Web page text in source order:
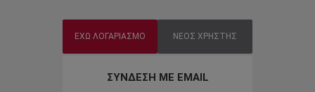
ΕΧΩ ΛΟΓΑΡΙΑΣΜΟ ΝΕΟΣ ΧΡΗΣΤΗΣ
ΣΥΝΔΕΣΗ ΜΕ EMAIL